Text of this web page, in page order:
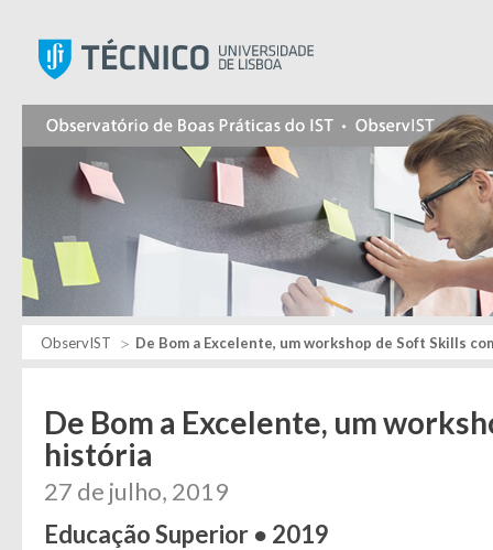
ObservIST De Bom a Excelente, um workshop de Soft Skills
De Bom a Excelente, um
história
27 de julho, 2019
Educação Superior ● 2019